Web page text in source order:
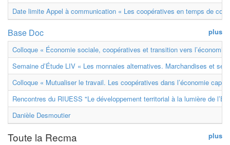
Date limite Appel à communication « Les coopératives en temps de
plus
Base Doc
Colloque « Économie sociale, coopératives et transition vers
Semaine d’Étude LIV « Les monnaies alternatives. Marchandises et
Colloque « Mutualiser le travail. Les coopératives dans l’économie
Rencontres du RIUESS "Le développement territorial à la lumière de
Danièle Desmoutier
plus
Toute la Recma